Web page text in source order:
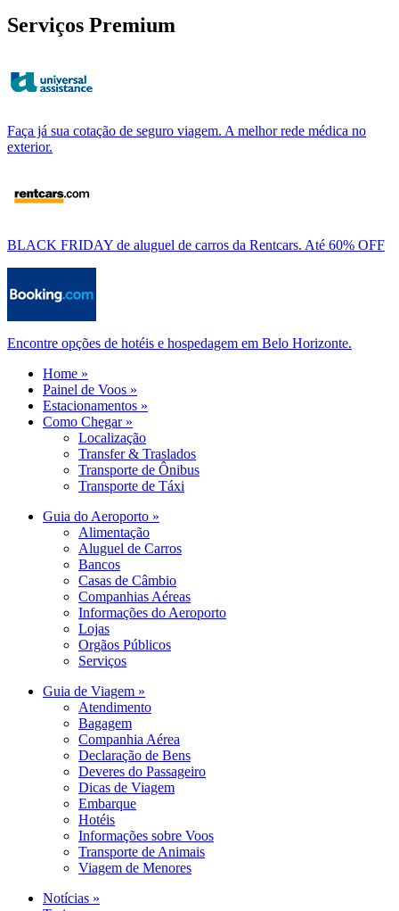
Serviços Premium
Faça já sua cotação de seguro viagem. A melhor rede médica no
exterior.
BLACK FRIDAY de aluguel de carros da Rentcars. Até 60% OFF
Encontre opções de hotéis e hospedagem em Belo Horizonte.
Home »
Painel de Voos »
Estacionamentos »
Como Chegar »
Localização
Transfer & Traslados
Transporte de Ônibus
Transporte de Táxi
Guia do Aeroporto »
Alimentação
Aluguel de Carros
Bancos
Casas de Câmbio
Companhias Aéreas
Informações do Aeroporto
Lojas
Orgãos Públicos
Serviços
Guia de Viagem »
Atendimento
Bagagem
Companhia Aérea
Declaração de Bens
Deveres do Passageiro
Dicas de Viagem
Embarque
Hotéis
Informações sobre Voos
Transporte de Animais
Viagem de Menores
Notícias »